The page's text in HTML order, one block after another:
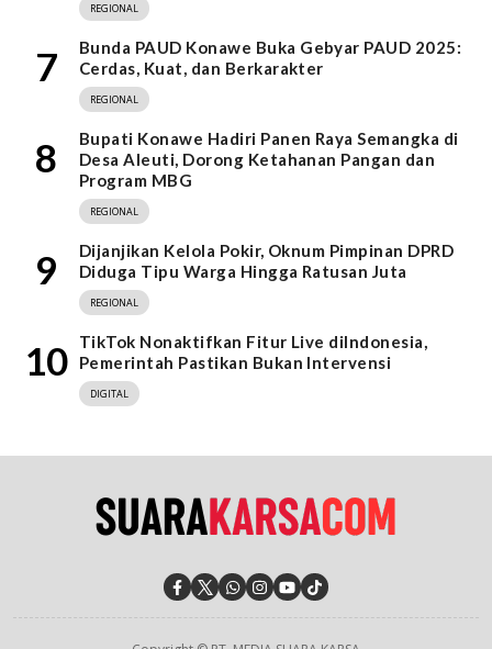
REGIONAL
7
Bunda PAUD Konawe Buka Gebyar PAUD 2025:
Cerdas, Kuat, dan Berkarakter
REGIONAL
8
Bupati Konawe Hadiri Panen Raya Semangka di
Desa Aleuti, Dorong Ketahanan Pangan dan
Program MBG
REGIONAL
9
Dijanjikan Kelola Pokir, Oknum Pimpinan DPRD
Diduga Tipu Warga Hingga Ratusan Juta
REGIONAL
10
TikTok Nonaktifkan Fitur Live diIndonesia,
Pemerintah Pastikan Bukan Intervensi
DIGITAL